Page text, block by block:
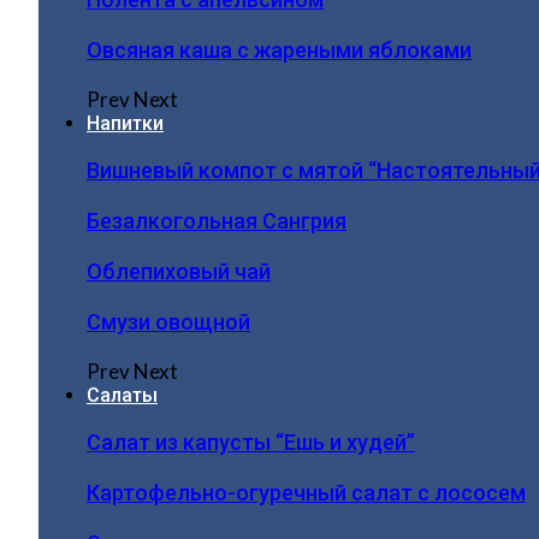
Овсяная каша с жареными яблоками
PrevNext
Напитки
Вишневый компот с мятой
Безалкогольная Сангрия
Облепиховый чай
Смузи овощной
PrevNext
Салаты
Салат из капусты “Ешь и худей”
Картофельно-огуречный салат с лососем